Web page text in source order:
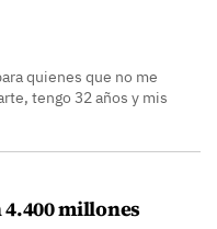
quienes que no me
tengo 32 años y mis
millones